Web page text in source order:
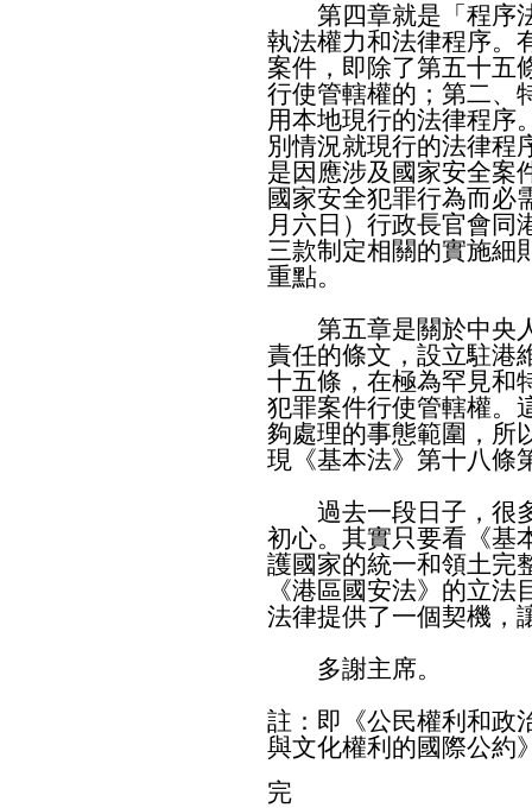
第四章就是「程序法
執法權力和法律程序。
案件，即除了第五十五
行使管轄權的；第二、
用本地現行的法律程序
別情況就現行的法律程
是因應涉及國家安全案
國家安全犯罪行為而必
月六日）行政長官會同
三款制定相關的實施細
重點。
第五章是關於中央人
責任的條文，設立駐港
十五條，在極為罕見和
犯罪案件行使管轄權。
夠處理的事態範圍，所
現《基本法》第十八條
過去一段日子，很多
初心。其實只要看《基
護國家的統一和領土完
《港區國安法》的立
法律提供了一個契機，
多謝主席。
註：即《公民權利和政
與文化權利的國際公約
完